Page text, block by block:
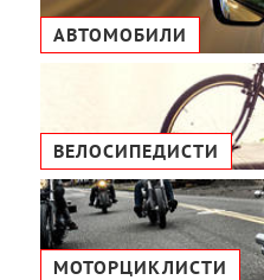
АВТОМОБИЛИ
ВЕЛОСИПЕДИСТИ
МОТОРЦИКЛИСТИ